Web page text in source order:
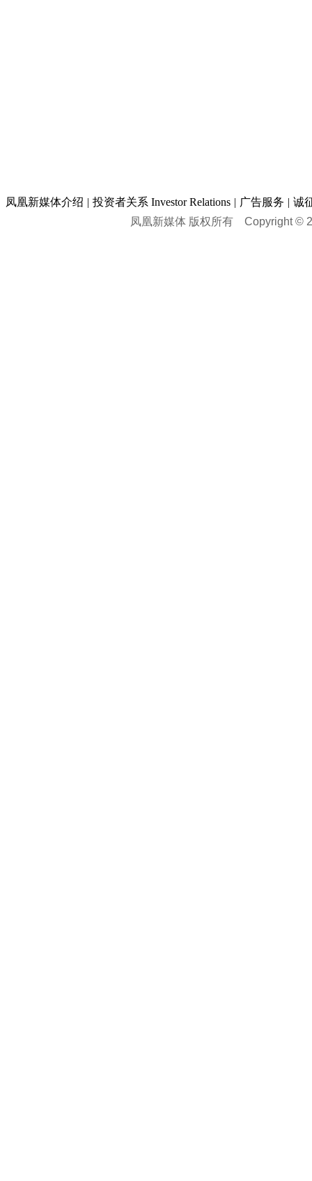
凤凰新媒体介绍 | 投资者关系 Investor Relations | 广告服务 | 诚
凤凰新媒体 版权所有 Copyright ©